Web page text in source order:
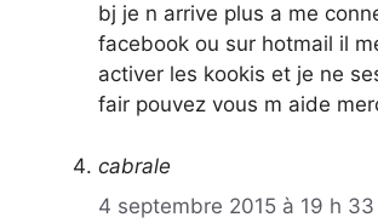
bj je n arrive plus a me
facebook ou sur hotmail il
activer les kookis et je ne
fair pouvez vous m aide
cabrale
4 septembre 2015 à 19 h 33